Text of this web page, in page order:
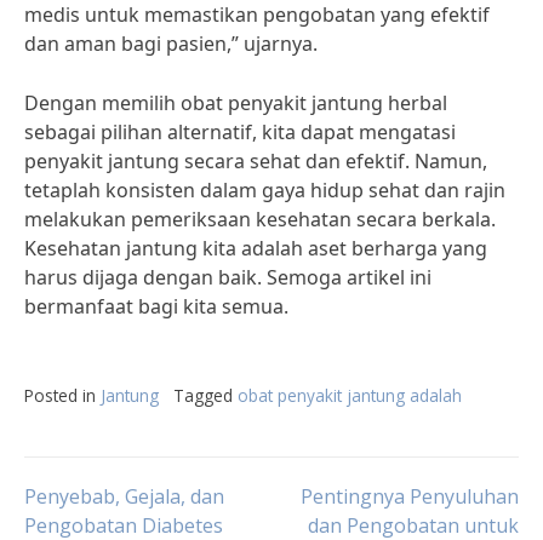
medis untuk memastikan pengobatan yang efektif
dan aman bagi pasien,” ujarnya.
Dengan memilih obat penyakit jantung herbal
sebagai pilihan alternatif, kita dapat mengatasi
penyakit jantung secara sehat dan efektif. Namun,
tetaplah konsisten dalam gaya hidup sehat dan rajin
melakukan pemeriksaan kesehatan secara berkala.
Kesehatan jantung kita adalah aset berharga yang
harus dijaga dengan baik. Semoga artikel ini
bermanfaat bagi kita semua.
Posted in Jantung Tagged obat penyakit jantung adalah
Post
Penyebab, Gejala, dan
Pengobatan Diabetes
Pentingnya Penyuluhan
dan Pengobatan untuk